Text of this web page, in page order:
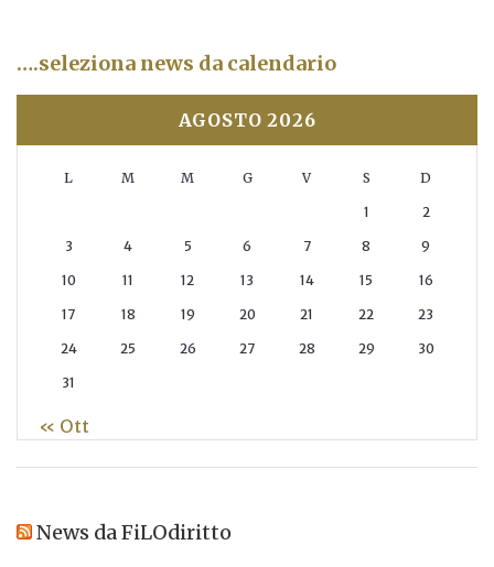
….seleziona news da calendario
AGOSTO 2026
L M M G V S D
1 2
3 4 5 6 7 8 9
10 11 12 13 14 15 16
17 18 19 20 21 22 23
24 25 26 27 28 29 30
31
« Ott
News da FiLOdiritto